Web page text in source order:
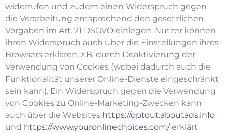
widerrufen und zudem einen Widerspruch gegen
die Verarbeitung entsprechend den gesetzlichen
Vorgaben im Art. 21 DSGVO einlegen. Nutzer können
ihren Widerspruch auch über die Einstellungen ihres
Browsers erklären, z.B. durch Deaktivierung der
Verwendung von Cookies (wobei dadurch auch die
Funktionalität unserer Online-Dienste eingeschränkt
sein kann). Ein Widerspruch gegen die Verwendung
von Cookies zu Online-Marketing-Zwecken kann
auch über die Websites https://optout.aboutads.info
und https://www.youronlinechoices.com/erklärt